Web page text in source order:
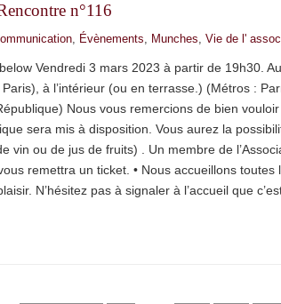
n°116
, Évènements, Munches, Vie de l'
Vendredi 3 mars 2023 à partir de 19h30.
à l’intérieur (ou en terrasse.) (Métros :
Nous vous remercions de bien
sera mis à disposition. Vous aurez la
vin ou de jus de fruits) . Un membre de
remettra un ticket. • Nous accueillons toutes
N’hésitez pas à signaler à l’accueil que